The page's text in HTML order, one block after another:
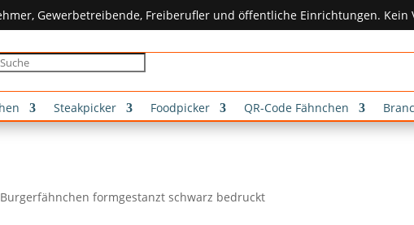
Gewerbetreibende, Freiberufler und öffentliche Einrichtungen. Kein
Steakpicker Foodpicker QR-Code Fähnchen
formgestanzt schwarz bedruckt